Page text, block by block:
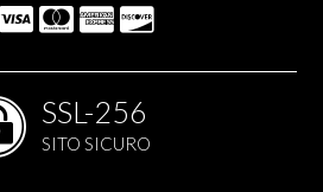
SSL-256
SITO SICURO